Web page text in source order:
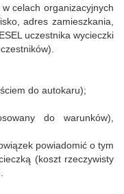
celach organizacyjnych
adres zamieszkania,
uczestnika wycieczki
do autokaru);
do warunków),
powiadomić o tym
(koszt rzeczywisty